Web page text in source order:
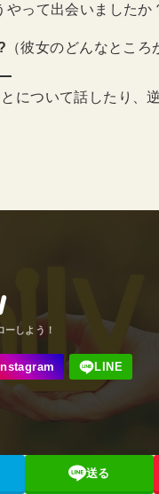
やって出会いましたか
（彼女のどんなとこ
について話したり、
送る